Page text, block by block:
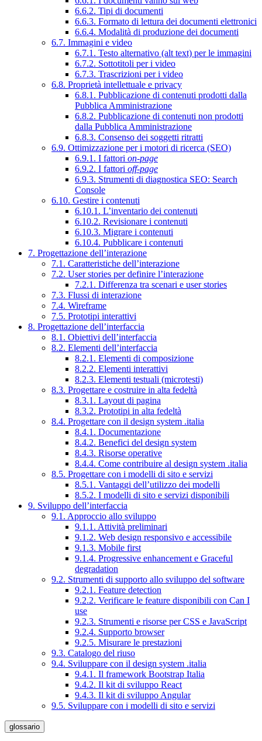
6.6.2. Tipi di documenti
6.6.3. Formato di lettura dei documenti elettronici
6.6.4. Modalità di produzione dei documenti
6.7. Immagini e video
6.7.1. Testo alternativo (alt text) per le immagini
6.7.2. Sottotitoli per i video
6.7.3. Trascrizioni per i video
6.8. Proprietà intellettuale e privacy
6.8.1. Pubblicazione di contenuti prodotti dalla
Pubblica Amministrazione
6.8.2. Pubblicazione di contenuti non prodotti
dalla Pubblica Amministrazione
6.8.3. Consenso dei soggetti ritratti
6.9. Ottimizzazione per i motori di ricerca (SEO)
6.9.1. I fattori on-page
6.9.2. I fattori off-page
6.9.3. Strumenti di diagnostica SEO: Search
Console
6.10. Gestire i contenuti
6.10.1. L’inventario dei contenuti
6.10.2. Revisionare i contenuti
6.10.3. Migrare i contenuti
6.10.4. Pubblicare i contenuti
7. Progettazione dell’interazione
7.1. Caratteristiche dell’interazione
7.2. User stories per definire l’interazione
7.2.1. Differenza tra scenari e user stories
7.3. Flussi di interazione
7.4. Wireframe
7.5. Prototipi interattivi
8. Progettazione dell’interfaccia
8.1. Obiettivi dell’interfaccia
8.2. Elementi dell’interfaccia
8.2.1. Elementi di composizione
8.2.2. Elementi interattivi
8.2.3. Elementi testuali (microtesti)
8.3. Progettare e costruire in alta fedeltà
8.3.1. Layout di pagina
8.3.2. Prototipi in alta fedeltà
8.4. Progettare con il design system .italia
8.4.1. Documentazione
8.4.2. Benefici del design system
8.4.3. Risorse operative
8.4.4. Come contribuire al design system .italia
8.5. Progettare con i modelli di sito e servizi
8.5.1. Vantaggi dell’utilizzo dei modelli
8.5.2. I modelli di sito e servizi disponibili
9. Sviluppo dell’interfaccia
9.1. Approccio allo sviluppo
9.1.1. Attività preliminari
9.1.2. Web design responsivo e accessibile
9.1.3. Mobile first
9.1.4. Progressive enhancement e Graceful
degradation
9.2. Strumenti di supporto allo sviluppo del software
9.2.1. Feature detection
9.2.2. Verificare le feature disponibili con Can I
use
9.2.3. Strumenti e risorse per CSS e JavaScript
9.2.4. Supporto browser
9.2.5. Misurare le prestazioni
9.3. Catalogo del riuso
9.4. Sviluppare con il design system .italia
9.4.1. Il framework Bootstrap Italia
9.4.2. Il kit di sviluppo React
9.4.3. Il kit di sviluppo Angular
9.5. Sviluppare con i modelli di sito e servizi
glossario